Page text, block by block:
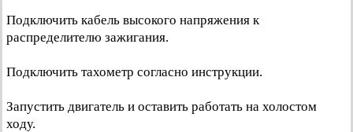
Подключить кабель высокого напряжения к
распределителю зажигания.
Подключить тахометр согласно инструкции.
Запустить двигатель и оставить работать на холостом
ходу.